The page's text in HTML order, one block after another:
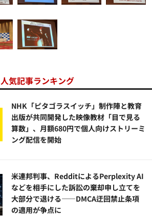
人気記事ランキング
NHK「ピタゴラスイッチ」制作陣と教育
出版が共同開発した映像教材「目で見る
算数」、月額680円で個人向けストリーミ
ング配信を開始
米連邦判事、RedditによるPerplexity AI
などを相手にした訴訟の棄却申し立てを
大部分で退ける——DMCA迂回禁止条項
の適用が争点に